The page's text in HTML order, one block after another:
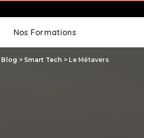
Nos Formations
Blog > Smart Tech > Le Métavers